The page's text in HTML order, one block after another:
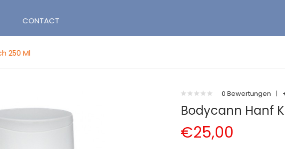
CONTACT
250 Ml
0 Bewertungen |
Bodycann Hanf
€25,00